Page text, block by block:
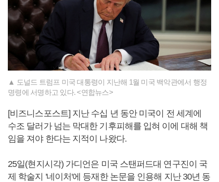
▲ 도널드 트럼프 미국 대통령이 지난해 1월 미국 백악관에서 행정
명령에 서명하고 있다. <연합뉴스>
[비즈니스포스트] 지난 수십 년 동안 미국이 전 세계에
수조 달러가 넘는 막대한 기후피해를 입혀 이에 대해 책
임을 져야 한다는 지적이 나왔다.
25일(현지시각) 가디언은 미국 스탠퍼드대 연구진이 국
제 학술지 '네이처'에 등재한 논문을 인용해 지난 30년 동